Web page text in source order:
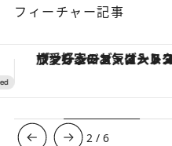
フィーチャー記事
3 /6